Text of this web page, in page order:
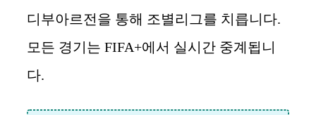
디부아르전을 통해 조별리그를 치릅니다.
모든 경기는 FIFA+에서 실시간 중계됩니
다.